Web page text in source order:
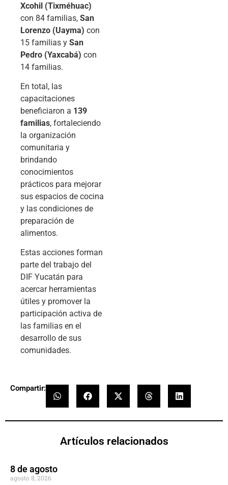
Xcohil (Tixméhuac)
con 84 familias, San
Lorenzo (Uayma) con
15 familias y San
Pedro (Yaxcabá) con
14 familias.
En total, las
capacitaciones
beneficiaron a 139
familias, fortaleciendo
la organización
comunitaria y
brindando
conocimientos
prácticos para mejorar
sus espacios de cocina
y las condiciones de
preparación de
alimentos.
Estas acciones forman
parte del trabajo del
DIF Yucatán para
acercar herramientas
útiles y promover la
participación activa de
las familias en el
desarrollo de sus
comunidades.
Compartir:
Artículos relacionados
8 de agosto
agosto 8, 2026